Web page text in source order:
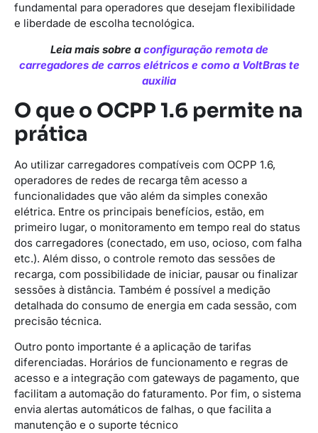
fundamental para operadores que desejam flexibilidade
e liberdade de escolha tecnológica.
Leia mais sobre a configuração remota de
carregadores de carros elétricos e como a VoltBras te
auxilia
O que o OCPP 1.6 permite na
prática
Ao utilizar carregadores compatíveis com OCPP 1.6,
operadores de redes de recarga têm acesso a
funcionalidades que vão além da simples conexão
elétrica. Entre os principais benefícios, estão, em
primeiro lugar, o monitoramento em tempo real do status
dos carregadores (conectado, em uso, ocioso, com falha
etc.). Além disso, o controle remoto das sessões de
recarga, com possibilidade de iniciar, pausar ou finalizar
sessões à distância. Também é possível a medição
detalhada do consumo de energia em cada sessão, com
precisão técnica.
Outro ponto importante é a aplicação de tarifas
diferenciadas. Horários de funcionamento e regras de
acesso e a integração com gateways de pagamento, que
facilitam a automação do faturamento. Por fim, o sistema
envia alertas automáticos de falhas, o que facilita a
manutenção e o suporte técnico